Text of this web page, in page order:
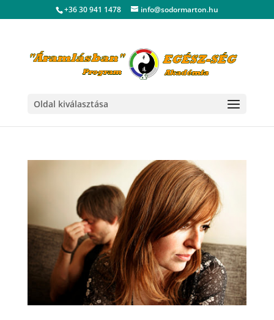
+36 30 941 1478 info@sodormarton.hu
Oldal kiválasztása